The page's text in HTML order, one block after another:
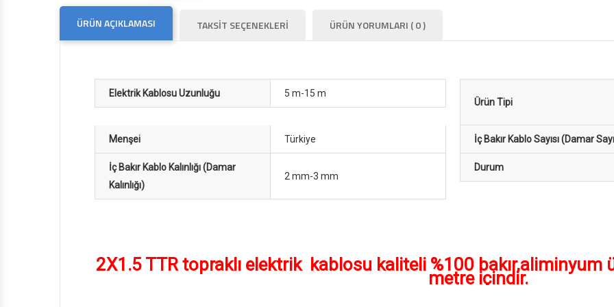
ÜRÜN AÇIKLAMASI TAKSİT SEÇENEKLERİ ÜRÜN YORUMLARI ( 0 )
Elektrik Kablosu Uzunluğu
5 m-15 m
Ürün Tipi
Menşei Türkiye İç Bakır Kablo Sayısı (Damar
İç Bakır Kablo Kalınlığı (Damar
Kalınlığı)
2 mm-3 mm
Durum
2X1.5 TTR topraklı elektrik kablosu kaliteli %100 bakır,aliminyum
metre içindir.